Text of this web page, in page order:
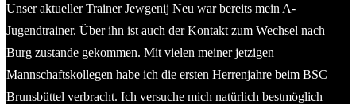
Unser aktueller Trainer Jewgenij Neu war bereits mein A-
Jugendtrainer. Über ihn ist auch der Kontakt zum Wechsel nach
Burg zustande gekommen. Mit vielen meiner jetzigen
Mannschaftskollegen habe ich die ersten Herrenjahre beim BSC
Brunsbüttel verbracht. Ich versuche mich natürlich bestmöglich